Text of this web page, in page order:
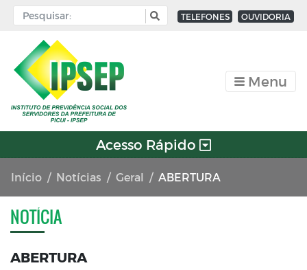
TELEFONES OUVIDORIA
Menu
Acesso Rápido
Início Notícias Geral ABERTURA
NOTÍCIA
ABERTURA